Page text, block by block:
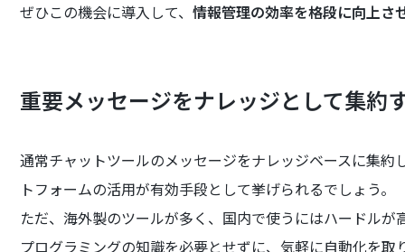
ぜひこの機会に導入して、情報管理の効率を格段に向上さ
重要メッセージをナレッジとして集約
通常チャットツールのメッセージをナレッジベースに集
トフォームの活用が有効手段として挙げられるでしょう。
ただ、海外製のツールが多く、国内で使うにはハードルが
プログラミングの知識を必要とせずに、気軽に自動化を取